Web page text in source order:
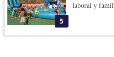
5
laboral y